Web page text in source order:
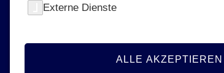
Im Brennpunkt
Externe Dienste
ALLE AKZEPTIEREN